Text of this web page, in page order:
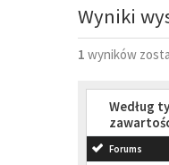
Wyniki
1 wyników
Według
Forums